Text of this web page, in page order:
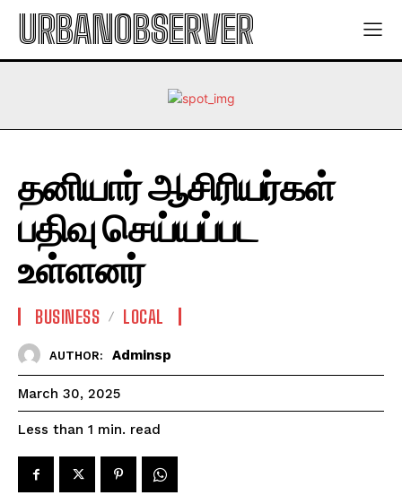
URBANOBSERVER
தனியார் ஆசிரியர்கள்
பதிவு செய்யப்பட
உள்ளனர்
BUSINESS LOCAL
AUTHOR: Adminsp
March 30, 2025
Less than 1 min. read